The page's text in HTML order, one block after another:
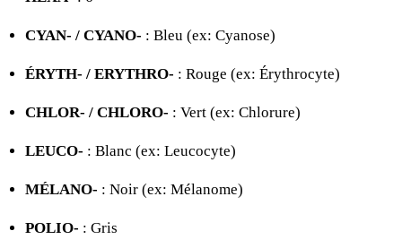
CYAN- / CYANO- : Bleu (ex: Cyanose)
ÉRYTH- / ERYTHRO- : Rouge (ex: Érythrocyte)
CHLOR- / CHLORO- : Vert (ex: Chlorure)
LEUCO- : Blanc (ex: Leucocyte)
MÉLANO- : Noir (ex: Mélanome)
POLIO- : Gris